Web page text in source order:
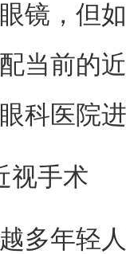
镜，但
当前的
科医院
手术
年轻人